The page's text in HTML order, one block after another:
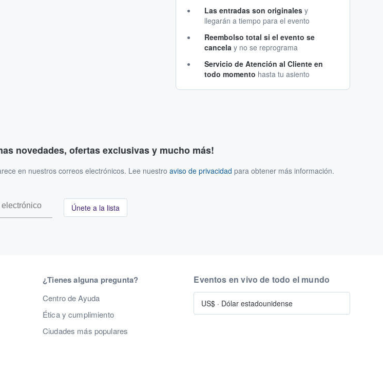
Las entradas son originales y
llegarán a tiempo para el evento
Reembolso total si el evento se
cancela y no se reprograma
Servicio de Atención al Cliente en
todo momento hasta tu asiento
novedades, ofertas exclusivas y mucho más!
en nuestros correos electrónicos. Lee nuestro aviso de privacidad para obtener más información.
Únete a la lista
¿Tienes alguna pregunta?
Centro de Ayuda
Ética y cumplimiento
Ciudades más populares
Eventos en vivo de todo el mundo
US$ · Dólar estadounidense